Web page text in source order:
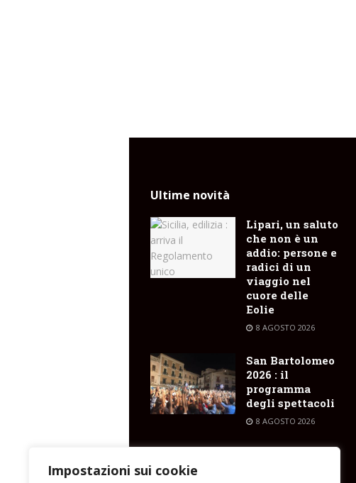
Impostazioni sui cookie
Ultime novità
Lipari, un saluto
che non è un
addio: persone e
radici di un
viaggio nel
cuore delle
Eolie
8 AGOSTO 2026
San Bartolomeo
2026 : il
programma
degli spettacoli
8 AGOSTO 2026